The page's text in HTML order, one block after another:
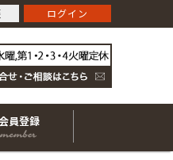
員登録
ログイン